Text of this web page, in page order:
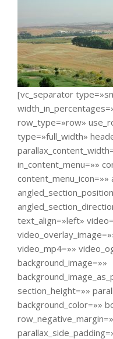
[vc_separator
row_type=»row»
type=»full_width»
in_content_menu=»»
content_menu_icon=»»
text_align=»left»
video_mp4=»»
background_image=»»
section_height=»»
background_color=»»